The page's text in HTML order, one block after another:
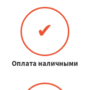
✔
Оплата наличными